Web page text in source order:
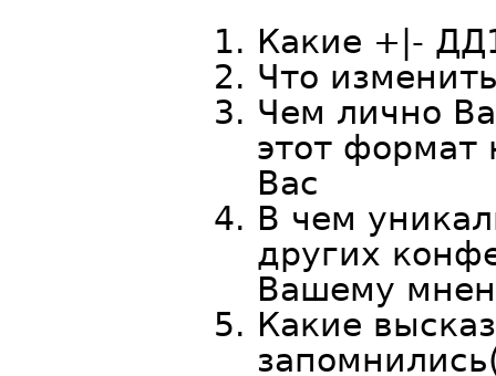
Какие +|-
Что
Чем лично
этот формат
Вас
В чем
других
Вашему
Какие